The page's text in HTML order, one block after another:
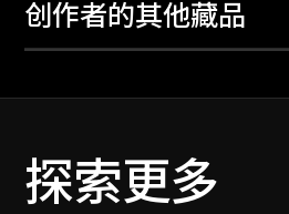
创作者的其他藏品
探索更多